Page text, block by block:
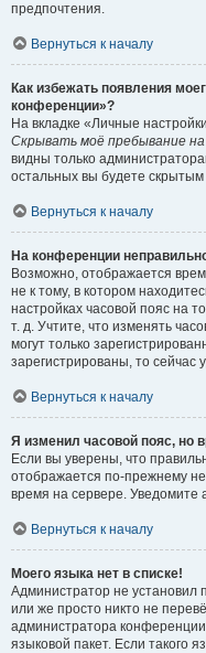
предпочтения.
Вернуться к началу
Как избежать появления
конференции»?
На вкладке «Личные
Скрывать моё пребывание
видны только
остальных вы будете
Вернуться к началу
На конференции
Возможно, отображается
не к тому, в котором
настройках часовой пояс на
т. д. Учтите, что изменять
могут только
зарегистрированы, то сейчас
Вернуться к началу
Я изменил часовой пояс, но
Если вы уверены, что
отображается по-прежнему
время на сервере. Уведомите
Вернуться к началу
Моего языка нет в списке!
Администратор не установил
или же просто никто не
администратора
языковой пакет. Если такого